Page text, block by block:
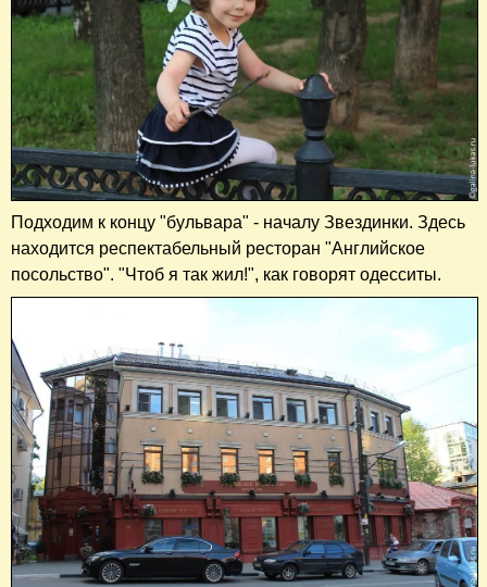
Подходим к концу "бульвара" - началу Звездинки. Здесь
находится респектабельный ресторан "Английское
посольство". "Чтоб я так жил!", как говорят одесситы.